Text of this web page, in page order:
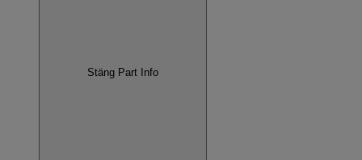
Stäng Part Info